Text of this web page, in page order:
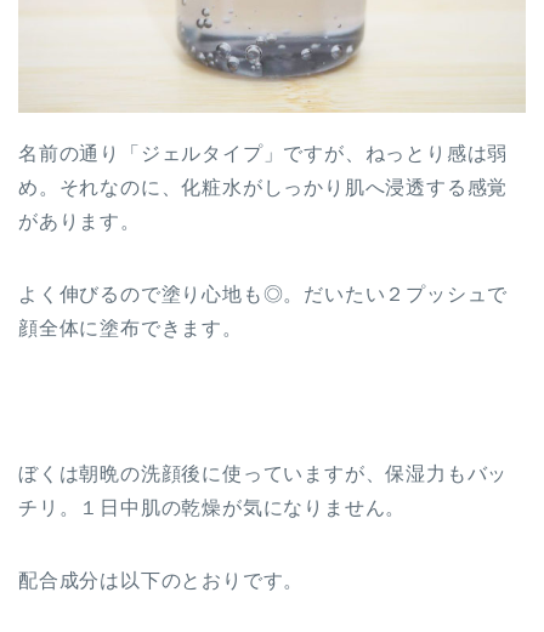
名前の通り「ジェルタイプ」ですが、ねっとり感は弱
め。それなのに、化粧水がしっかり肌へ浸透する感覚
があります。
よく伸びるので塗り心地も◎。だいたい２プッシュで
顔全体に塗布できます。
ぼくは朝晩の洗顔後に使っていますが、保湿力もバッ
チリ。１日中肌の乾燥が気になりません。
配合成分は以下のとおりです。